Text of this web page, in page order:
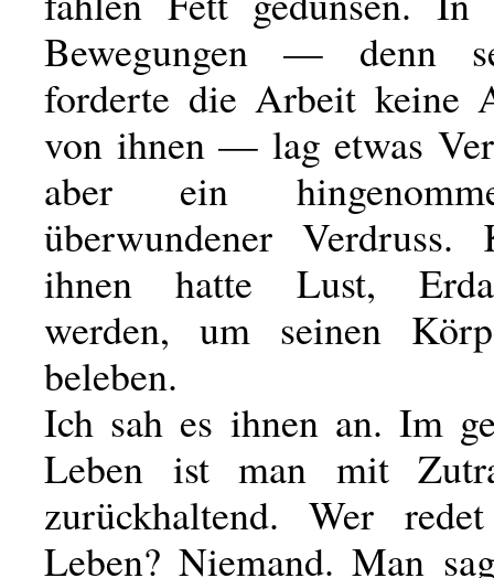
Bewegungen — denn
forderte die Arbeit keine
von ihnen — lag etwas
aber ein
überwundener Verdruss.
ihnen hatte Lust,
werden, um seinen
beleben.
Ich sah es ihnen an. Im
Leben ist man mit
zurückhaltend. Wer
Leben? Niemand. Man